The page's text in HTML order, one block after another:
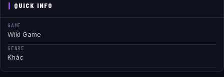
QUICK INFO
GAME
Wiki Game
GENRE
Khác